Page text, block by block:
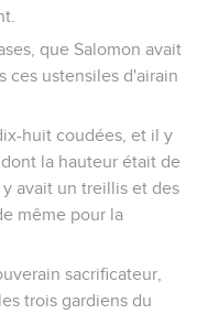
que Salomon avait
ces ustensiles d'airain
huit coudées, et il y
la hauteur était de
avait un treillis et des
même pour la
sacrificateur,
trois gardiens du